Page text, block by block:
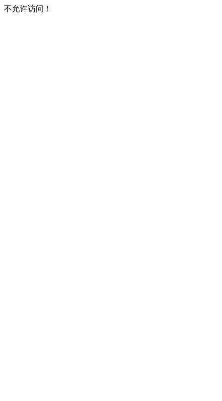
不允许访问！